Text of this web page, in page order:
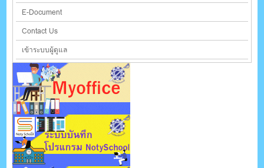
E-Document
Contact Us
เข้าระบบผู้ดูแล